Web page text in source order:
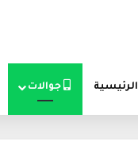
الرئيسية جوالات